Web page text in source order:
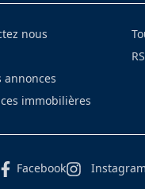
nous
annonces
immobilières
Facebook Instagram